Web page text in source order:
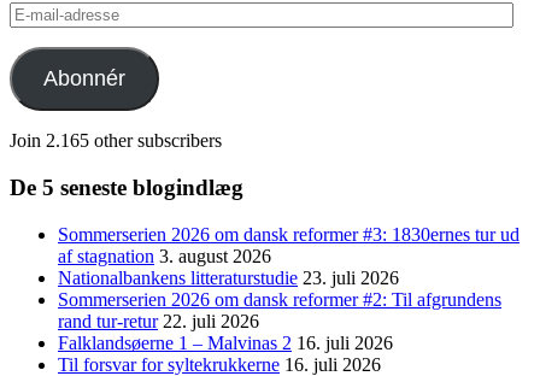
E-
mail-
adresse
Abonnér
Join 2.165 other subscribers
De 5 seneste blogindlæg
Sommerserien 2026 om dansk reformer #3: 1830ernes tur ud
af stagnation 3. august 2026
Nationalbankens litteraturstudie 23. juli 2026
Sommerserien 2026 om dansk reformer #2: Til afgrundens
rand tur-retur 22. juli 2026
Falklandsøerne 1 – Malvinas 2 16. juli 2026
Til forsvar for syltekrukkerne 16. juli 2026